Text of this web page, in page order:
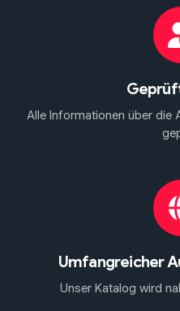
Alle Informationen über die
Umfangreicher
Unser Katalog wird